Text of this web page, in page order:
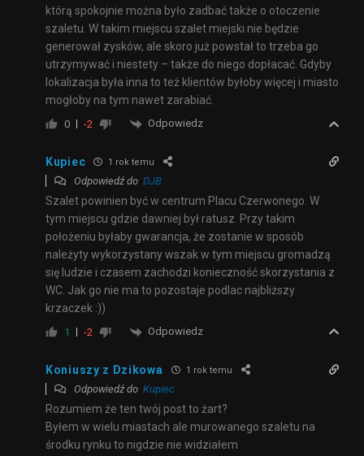
którą spokojnie można było zadbać także o otoczenie
szaletu. W takim miejscu szalet miejski nie będzie
generował zysków, ale skoro już powstał to trzeba go
utrzymywać i niestety – także do niego dopłacać. Gdyby
lokalizacja była inna to też klientów byłoby więcej i miasto
mogłoby na tym nawet zarabiać.
0 -2 Odpowiedz
Kupiec 1 rok temu
Odpowiedź do DJB
Szalet powinien być w centrum Placu Czerwonego. W
tym miejscu gdzie dawniej był ratusz. Przy takim
położeniu byłaby gwarancja, że zostanie w sposób
należyty wykorzystany wszak w tym miejscu gromadzą
się ludzie i czasem zachodzi konieczność skorzystania z
WC. Jak go nie ma to pozostaje podlac najbliższy
krzaczek :))
1 -2 Odpowiedz
Koniuszy z Dzikowa 1 rok temu
Odpowiedź do Kupiec
Rozumiem że ten twój post to żart?
Byłem w wielu miastach ale murowanego szaletu na
środku rynku to nigdzie nie widziałem